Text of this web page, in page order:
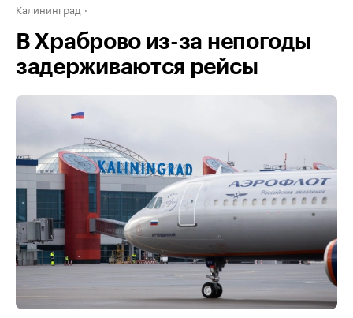
Калининград
В Храброво из-за непогоды
задерживаются рейсы